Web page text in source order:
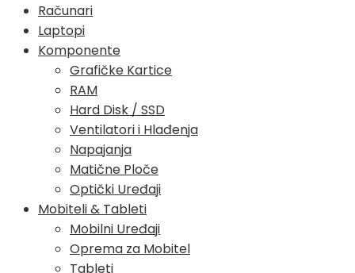
Računari
Laptopi
Komponente
Grafičke Kartice
RAM
Hard Disk / SSD
Ventilatori i Hlađenja
Napajanja
Matične Ploče
Optički Uređaji
Mobiteli & Tableti
Mobilni Uređaji
Oprema za Mobitel
Tableti